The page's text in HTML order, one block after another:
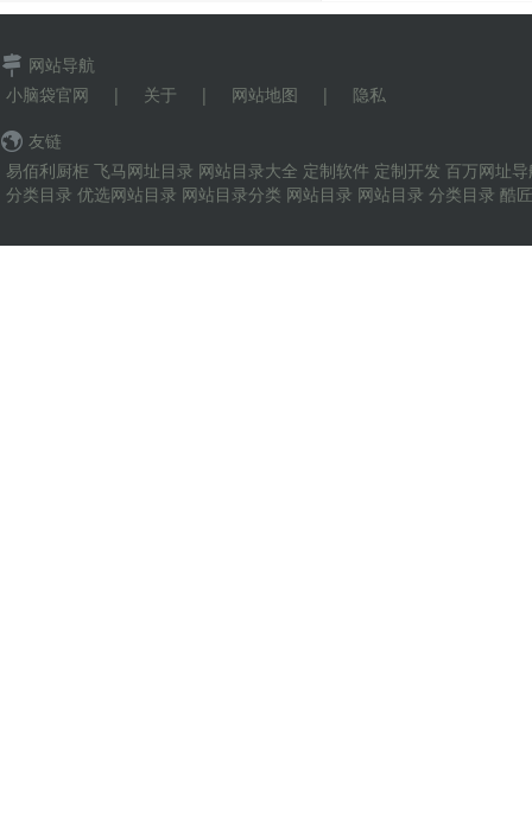
网站导航
小脑袋官网
| 关于 | 网站地图 | 隐私
友链
易佰利厨柜 飞马网址目录 网站目录大全 定制软件 定制开发 百万网址
分类目录 优选网站目录 网站目录分类 网站目录 网站目录 分类目录 酷